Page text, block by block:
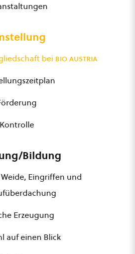
bei bio austria
Kontrolle
Bildung
Eingriffen und
Erzeugung
auf einen Blick